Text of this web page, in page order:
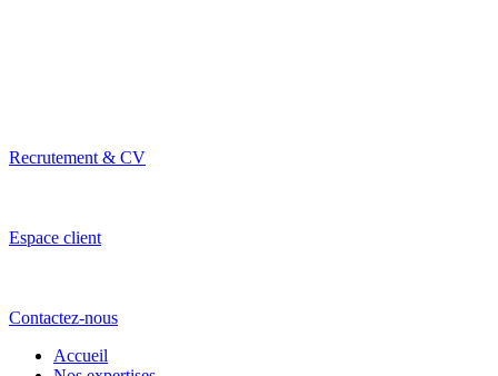
Recrutement & CV
Espace client
Contactez-nous
Accueil